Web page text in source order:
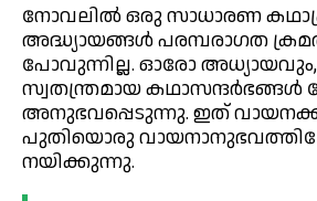
നോവലിൽ ഒരു സാധാരണ
അദ്ധ്യായങ്ങൾ പരമ്പരാഗത
പോവുന്നില്ല. ഓരോ
സ്വതന്ത്രമായ കഥാസന്ദർഭങ്ങൾ
അനുഭവപ്പെടുന്നു. ഇത്
പുതിയൊരു
നയിക്കുന്നു.